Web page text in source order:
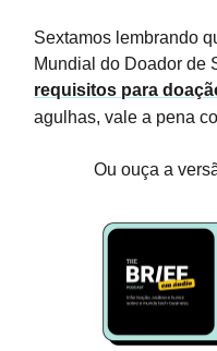
Sextamos lembrando
Mundial do Doador de
requisitos para
agulhas, vale a pena
Ou ouça a